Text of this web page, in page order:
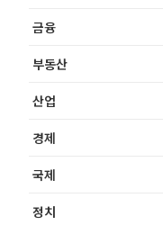
금융
부동산
산업
경제
국제
정치